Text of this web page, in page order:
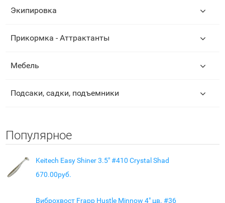
Экипировка
Прикормка - Аттрактанты
Мебель
Подсаки, садки, подъемники
Популярное
Keitech Easy Shiner 3.5" #410 Crystal Shad
670.00руб.
Виброхвост Frapp Hustle Minnow 4" цв. #36